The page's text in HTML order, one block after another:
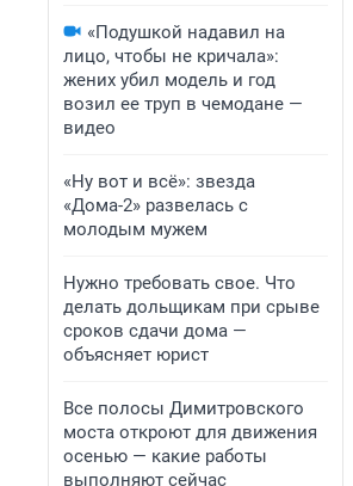
«Подушкой надавил на
лицо, чтобы не кричала»:
жених убил модель и год
возил ее труп в чемодане —
видео
«Ну вот и всё»: звезда
«Дома-2» развелась с
молодым мужем
Нужно требовать свое. Что
делать дольщикам при срыве
сроков сдачи дома —
объясняет юрист
Все полосы Димитровского
моста откроют для движения
осенью — какие работы
выполняют сейчас